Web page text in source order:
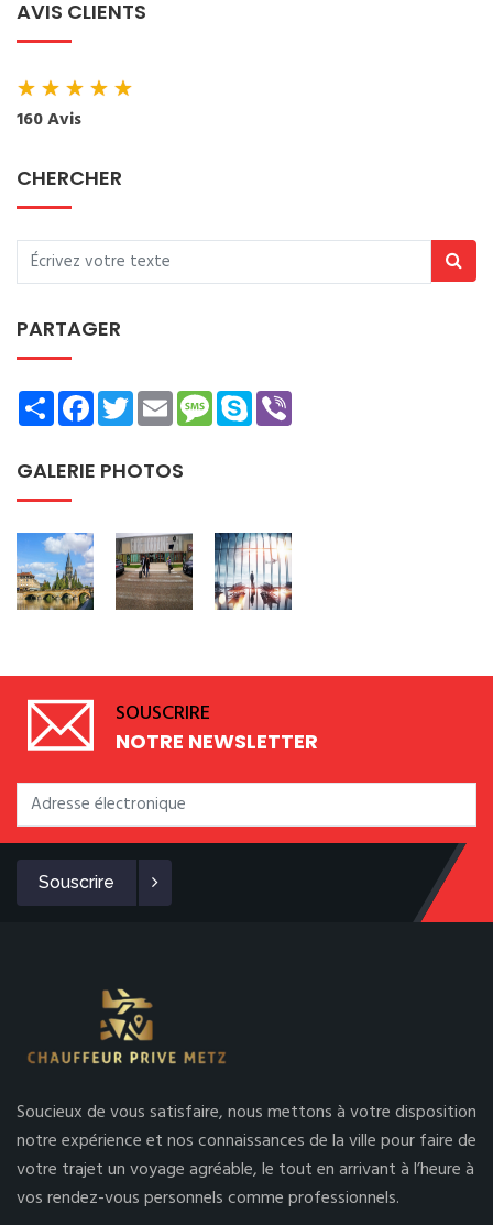
AVIS CLIENTS
★★★★★
160 Avis
CHERCHER
PARTAGER
ShareFacebookTwitterEmailMessage
Skype
GALERIE PHOTOS
SOUSCRIRE
NOTRE NEWSLETTER
Souscrire
Soucieux de vous satisfaire, nous mettons à votre disposition
notre expérience et nos connaissances de la ville pour faire de
votre trajet un voyage agréable, le tout en arrivant à l’heure à
vos rendez-vous personnels comme professionnels.